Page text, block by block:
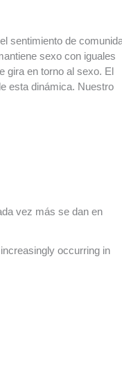
sentimiento de
sexo con iguales
gira en torno al sexo. El
esta dinámica. Nuestro
vez más se dan en
occurring in